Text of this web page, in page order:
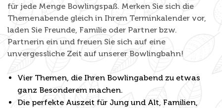
für jede Menge Bowlingspaß. Merken Sie sich die
Themenabende gleich in Ihrem Terminkalender vor,
laden Sie Freunde, Familie oder Partner bzw.
Partnerin ein und freuen Sie sich auf eine
unvergessliche Zeit auf unserer Bowlingbahn!
Vier Themen, die Ihren Bowlingabend zu etwas
ganz Besonderem machen.
Die perfekte Auszeit für Jung und Alt, Familien,